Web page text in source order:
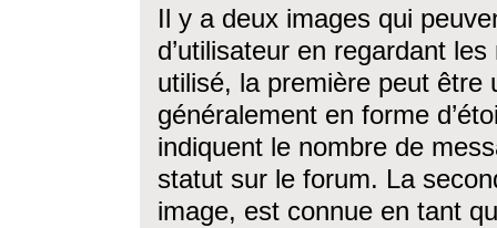
Il y a deux images qui
d’utilisateur en regardant
utilisé, la première peut être
généralement en forme
indiquent le nombre de
statut sur le forum. La
image, est connue en tant